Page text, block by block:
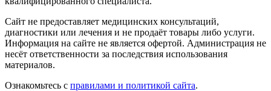
Сайт не предоставляет медицинских консультаций,
диагностики или лечения и не продаёт товары либо услуги.
Информация на сайте не является офертой. Администрация не
несёт ответственности за последствия использования
материалов.
Ознакомьтесь с правилами и политикой сайта.